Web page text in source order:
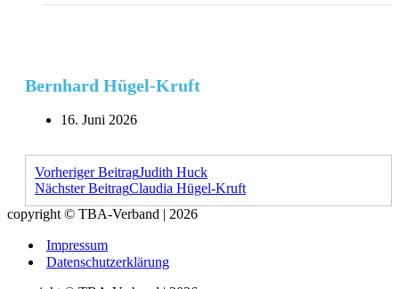
Bernhard Hügel-Kruft
16. Juni 2026
Vorheriger BeitragJudith Huck
Nächster BeitragClaudia Hügel-Kruft
copyright © TBA-Verband | 2026
Impressum
Datenschutzerklärung